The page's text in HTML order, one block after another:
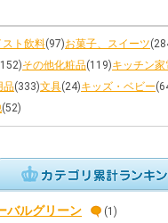
スト飲料(97)お菓子、スイーツ
その他化粧品(119)キッチン家
品(333)文具(24)キッズ・ベビー
(52)
バルグリーン
(1)